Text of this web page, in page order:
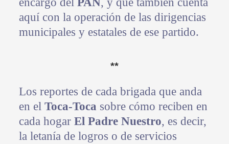
aquí con la operación de las dirigencias
municipales y estatales de ese partido.
**
Los reportes de cada brigada que anda
en el Toca-Toca sobre cómo reciben en
cada hogar El Padre Nuestro, es decir,
la letanía de logros o de servicios